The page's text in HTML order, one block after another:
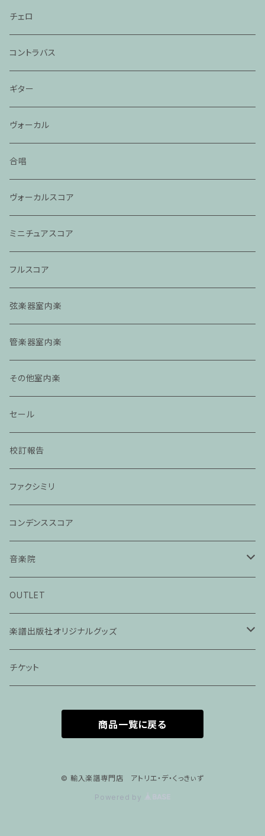
チェロ
コントラバス
ギター
ヴォーカル
合唱
ヴォーカルスコア
ミニチュアスコア
フルスコア
弦楽器室内楽
管楽器室内楽
その他室内楽
セール
校訂報告
ファクシミリ
コンデンススコア
音楽院
ピアノ科３０分レッスン
ピアノ科４５分レッスン
家族割プラン
家族割適用プラン2
声楽ピアノ４５分レッスン
ヴァイオリンピアノ６０分レッスン
OUTLET
楽譜出版社オリジナルグッズ
アパレル
チケット
商品一覧に戻る
© 輸入楽譜専門店 アトリエ・デ・くっきぃず
Powered by